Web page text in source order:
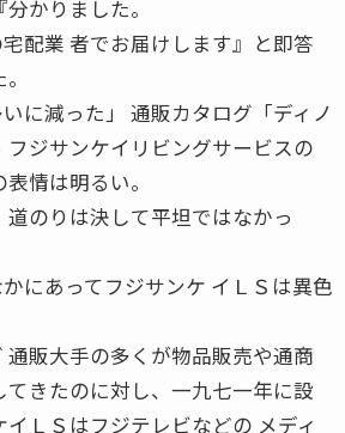
かりました。
配業 者でお届けします』と即答
に減った」 通販カタログ「ディノ
フジサンケイリビングサービスの
情は明るい。
道のりは決して平坦ではなかっ
にあってフジサンケ イＬＳは異色
通販大手の多くが物品販売や通商
てきたのに対し、一九七一年に設
ＬＳはフジテレビなどの メディ